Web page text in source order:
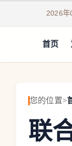
2026年
首页
您的位置>
联